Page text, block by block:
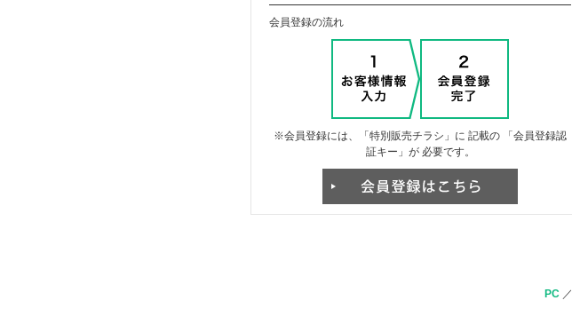
会員登録の流れ
※会員登録には、「特別販売チラシ」に 記載の 「会員登録認
証キー」が 必要です。
PC／